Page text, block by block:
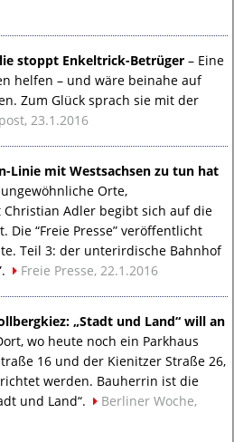
stoppt Enkeltrick-Betrüger – Eine
helfen – und wäre beinahe auf
Zum Glück sprach sie mit der
23.1.2016
Linie mit Westsachsen zu tun hat
Orte,
Christian Adler begibt sich auf die
Die “Freie Presse” veröffentlicht
Teil 3: der unterirdische Bahnhof
Freie Presse, 22.1.2016
„Stadt und Land“ will an
wo heute noch ein Parkhaus
16 und der Kienitzer Straße 26,
werden. Bauherrin ist die
und Land“.
Berliner Woche,